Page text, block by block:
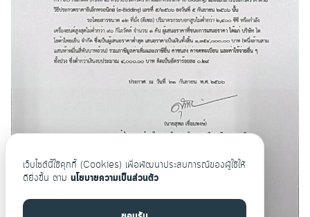
Search
Search
เว็บไซต์นี้ใช้คุกกี้ (Cookies) เพื่อพัฒนาประสบการณ์ของผู้ใช้ให้
ดียิ่งขึ้น ตาม นโยบายความเป็นส่วนตัว